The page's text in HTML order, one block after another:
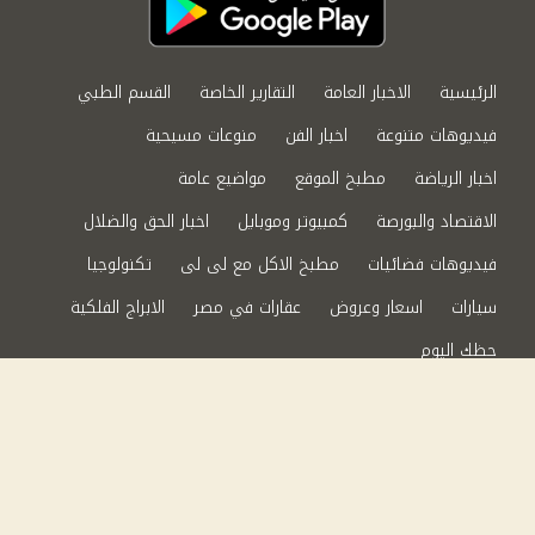
الرئيسية الاخبار العامة التقارير الخاصة
القسم الطبي
فيديوهات متنوعة
اخبار الفن
منوعات مسيحية
اخبار الرياضة
مطبخ الموقع
مواضيع عامة
الاقتصاد والبورصة
كمبيوتر وموبايل
اخبار الحق والضلال
فيديوهات فضائيات
مطبخ الاكل مع لى لى
تكنولوجيا
سيارات
اسعار وعروض عقارات في مصر
الابراج الفلكية
حظك اليوم